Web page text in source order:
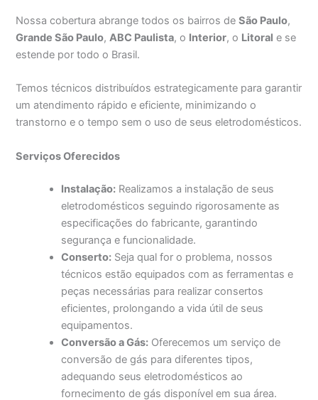
Nossa cobertura abrange todos os bairros deSão Paulo,
Grande São Paulo,ABC Paulista, o Interior, o Litoral e se
estende por todo o Brasil.
Temos técnicos distribuídos estrategicamente para garantir
um atendimento rápido e eficiente, minimizando o
transtorno e o tempo sem o uso de seus eletrodomésticos.
Serviços Oferecidos
Instalação: Realizamos a instalação de seus
eletrodomésticos seguindo rigorosamente as
especificações do fabricante, garantindo
segurança e funcionalidade.
Conserto: Seja qual for o problema, nossos
técnicos estão equipados com as ferramentas e
peças necessárias para realizar consertos
eficientes, prolongando a vida útil de seus
equipamentos.
Conversão a Gás: Oferecemos um serviço de
conversão de gás para diferentes tipos,
adequando seus eletrodomésticos ao
fornecimento de gás disponível em sua área.